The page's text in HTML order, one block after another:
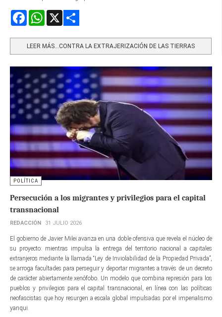
FacebookWhatsApp
LEER MÁS…CONTRA LA EXTRAJERIZACIÓN DE LAS TIERRAS
POLÍTICA
Persecución a los migrantes y privilegios para el capital
transnacional
REDACCIÓN 31 JULIO 2026
El gobierno de Javier Milei avanza en una doble ofensiva que revela el núcleo de
su proyecto: mientras impulsa la entrega del territorio nacional a capitales
extranjeros mediante la llamada “Ley de Inviolabilidad de la Propiedad Privada”,
se arroga facultades para perseguir y deportar migrantes a través de un decreto
de carácter abiertamente xenófobo. Un modelo que combina represión para los
pueblos y privilegios para el capital transnacional, en línea con las políticas
neofascistas que hoy resurgen a escala global impulsadas por el imperialismo
yanqui.